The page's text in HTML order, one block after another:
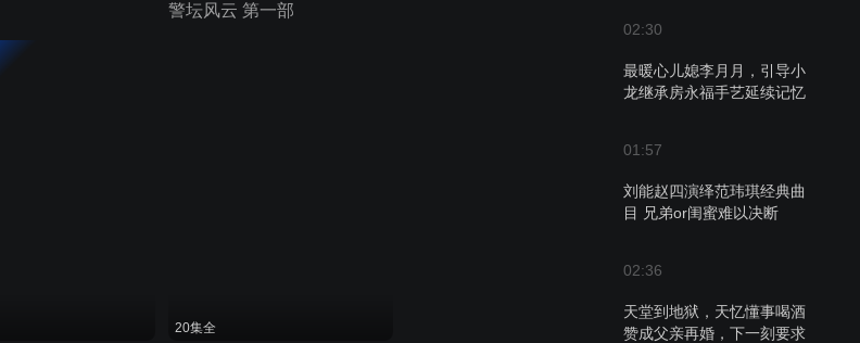
02:30
最暖心儿媳李月月，引导小
龙继承房永福手艺延续记忆
01:57
刘能赵四演绎范玮琪经典曲
目 兄弟or闺蜜难以决断
02:36
天堂到地狱，天忆懂事喝酒
赞成父亲再婚，下一刻要求
警坛风云 第一部
20集全